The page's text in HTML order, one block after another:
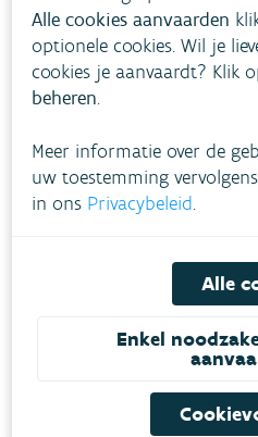
De investeringen in het
droogte worden tot 75%
de subsidie kunnen
van samenwerking. Zo
die dan weer in andere
Wat brengt de
In deBlue Dealvan de
zijn bijkomende
voor de periode 2021-
de nieuwe proeftuinen
Alle cookies aanvaarden
optionele cookies. Wil je
cookies je aanvaardt? Klik
beheren.
Meer informatie over de
uw toestemming
in ons Privacybeleid.
Alle
Enkel